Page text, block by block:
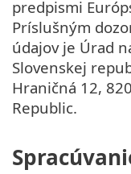
predpismi
Príslušným
údajov je Úrad
Slovenskej
Hraničná 12,
Republic.